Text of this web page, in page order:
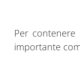
Per
importante